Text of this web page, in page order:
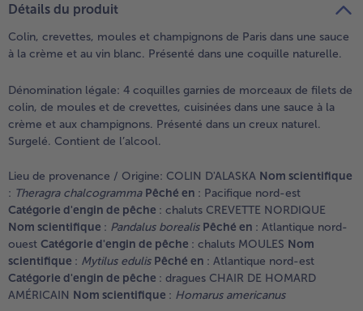
Détails du produit
Colin, crevettes, moules et champignons de Paris dans une sauce
à la crème et au vin blanc. Présenté dans une coquille naturelle.
Dénomination légale: 4 coquilles garnies de morceaux de filets de
colin, de moules et de crevettes, cuisinées dans une sauce à la
crème et aux champignons. Présenté dans un creux naturel.
Surgelé. Contient de l’alcool.
Lieu de provenance / Origine: COLIN D'ALASKA Nom scientifique
: Theragra chalcogramma Pêché en : Pacifique nord-est
Catégorie d'engin de pêche : chaluts CREVETTE NORDIQUE
Nom scientifique : Pandalus borealis Pêché en : Atlantique nord-
ouest Catégorie d'engin de pêche : chaluts MOULES Nom
scientifique : Mytilus edulis Pêché en : Atlantique nord-est
Catégorie d'engin de pêche : dragues CHAIR DE HOMARD
AMÉRICAIN Nom scientifique : Homarus americanus